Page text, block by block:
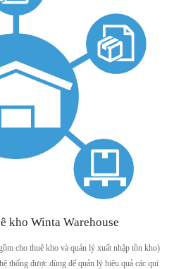
kho Winta Warehouse
cho thuê kho và quản lý xuất nhập tồn kho)
thống được dùng để quản lý hiệu quả các qui